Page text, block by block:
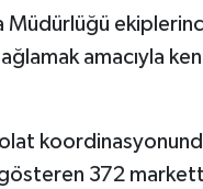
Müdürlüğü
sağlamak amacıyla
372